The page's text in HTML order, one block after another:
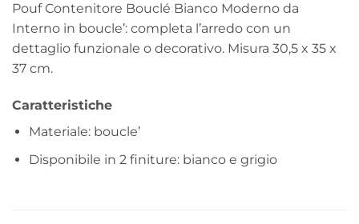
Pouf Contenitore Bouclé Bianco Moderno da
Interno in boucle’: completa l’arredo con un
dettaglio funzionale o decorativo. Misura 30,5 x 35 x
37 cm.
Caratteristiche
Materiale: boucle’
Disponibile in 2 finiture: bianco e grigio